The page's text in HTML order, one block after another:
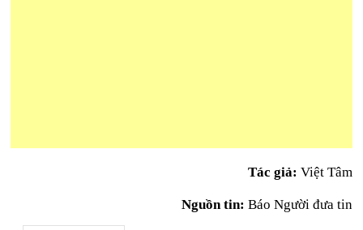
Tác giả: Việt Tâm
Nguồn tin: Báo Người đưa tin